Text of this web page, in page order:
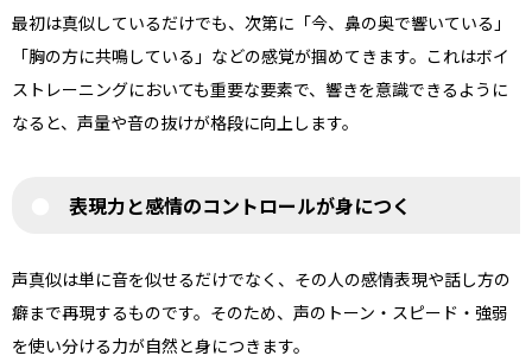
最初は真似しているだけでも、次第に「今、鼻の奥で響いている」
「胸の方に共鳴している」などの感覚が掴めてきます。これはボイ
ストレーニングにおいても重要な要素で、響きを意識できるように
なると、声量や音の抜けが格段に向上します。
表現力と感情のコントロールが身につく
声真似は単に音を似せるだけでなく、その人の感情表現や話し方の
癖まで再現するものです。そのため、声のトーン・スピード・強弱
を使い分ける力が自然と身につきます。